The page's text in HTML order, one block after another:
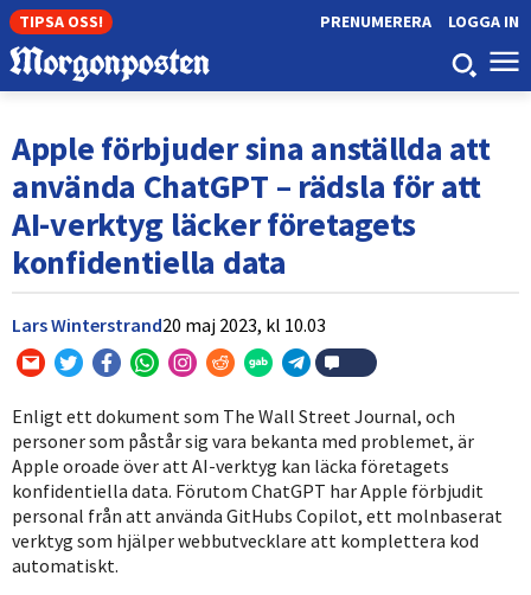
TIPSA OSS! LOGGA IN
PRENUMERERA
Apple förbjuder sina anställda att
använda ChatGPT – rädsla för att
AI-verktyg läcker företagets
konfidentiella data
Lars Winterstrand20 maj 2023, kl 10.03
Enligt ett dokument som The Wall Street Journal, och
personer som påstår sig vara bekanta med problemet, är
Apple oroade över att AI-verktyg kan läcka företagets
konfidentiella data. Förutom ChatGPT har Apple förbjudit
personal från att använda GitHubs Copilot, ett molnbaserat
verktyg som hjälper webbutvecklare att komplettera kod
automatiskt.